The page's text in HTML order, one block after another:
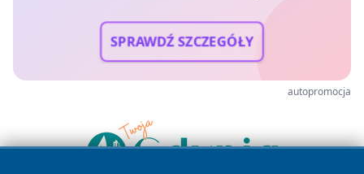
SPRAWDŹ SZCZEGÓŁY
autopromocja